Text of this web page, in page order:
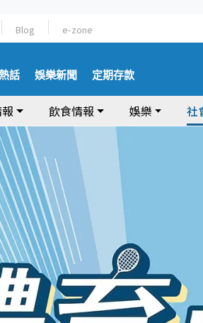
Blog e-zone
話 娛樂新聞 定期存款
飲食情報 娛樂 社